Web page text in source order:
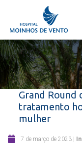
Grand Round
tratamento
mulher
7 de março de 2023 |